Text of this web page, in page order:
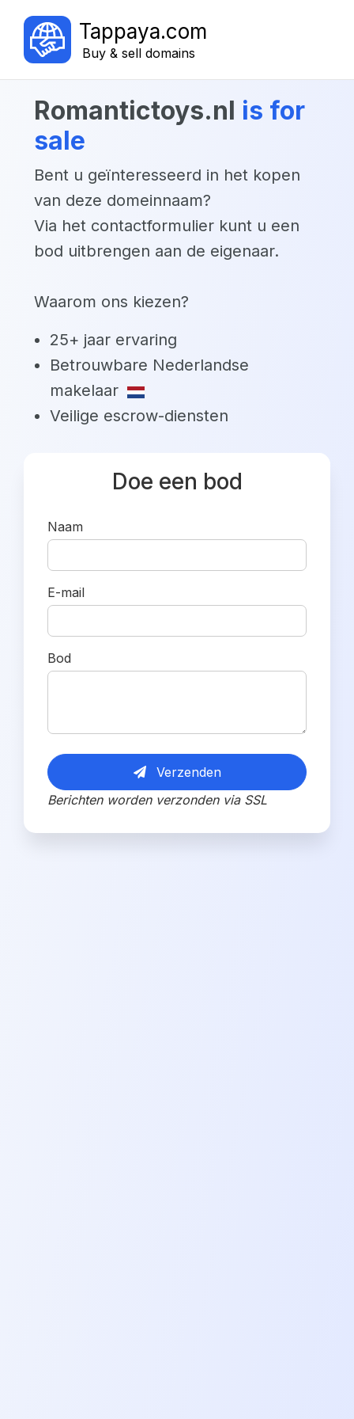
Tappaya.com
Buy & sell domains
romantictoys.nl is for
sale
Bent u geïnteresseerd in het kopen
van deze domeinnaam?
Via het contactformulier kunt u een
bod uitbrengen aan de eigenaar.
Waarom ons kiezen?
25+ jaar ervaring
Betrouwbare Nederlandse
makelaar
Veilige escrow-diensten
Doe een bod
Naam
E-mail
Bod
Verzenden
Berichten worden verzonden via SSL